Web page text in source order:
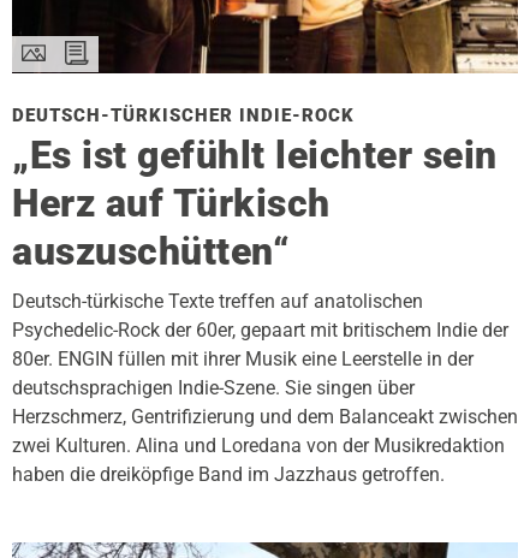
DEUTSCH-TÜRKISCHER INDIE-ROCK
„Es ist gefühlt leichter sein
Herz auf Türkisch
auszuschütten“
Deutsch-türkische Texte treffen auf anatolischen
Psychedelic-Rock der 60er, gepaart mit britischem Indie der
80er. ENGIN füllen mit ihrer Musik eine Leerstelle in der
deutschsprachigen Indie-Szene. Sie singen über
Herzschmerz, Gentrifizierung und dem Balanceakt zwischen
zwei Kulturen. Alina und Loredana von der Musikredaktion
haben die dreiköpfige Band im Jazzhaus getroffen.